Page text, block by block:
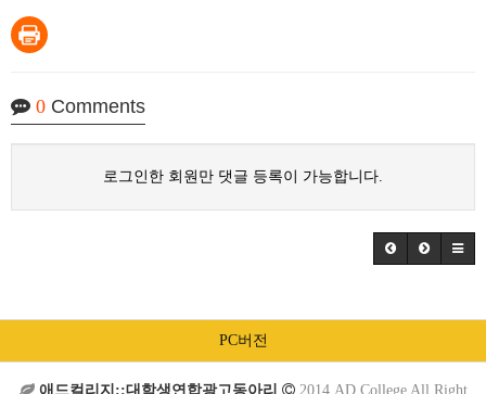
0 Comments
로그인한 회원만 댓글 등록이 가능합니다.
PC버전
애드컬리지::대학생연합광고동아리 2014 AD.College All Right